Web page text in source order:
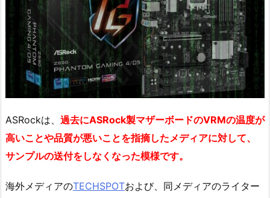
ASRockは、 過去にASRock製マザーボードのVRMの温度が
高いことや品質が悪いことを指摘したメディアに対して、
サンプルの送付をしなくなった模様です。
海外メディアのTECHSPOTおよび、同メディアのライター